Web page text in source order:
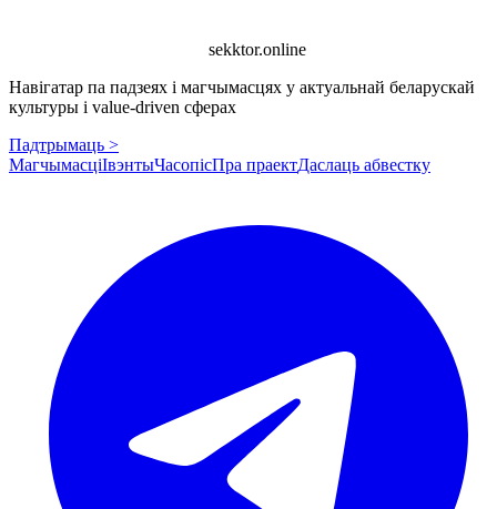
sekktor.online
Навігатар па падзеях і магчымасцях у актуальнай беларускай
культуры і value-driven сферах
Падтрымаць >
МагчымасціІвэнтыЧасопісПра праектДаслаць абвестку